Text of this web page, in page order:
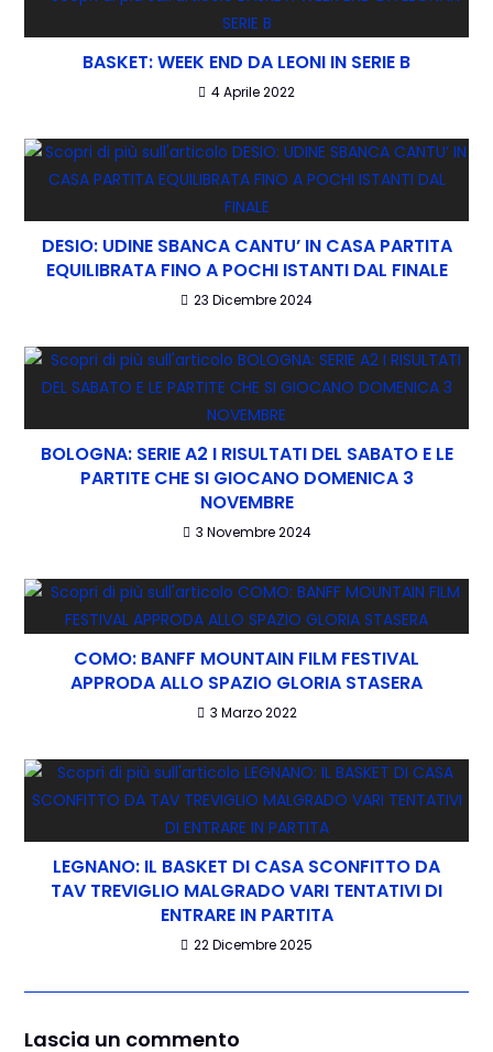
BASKET: WEEK END DA LEONI IN SERIE B
4 Aprile 2022
DESIO: UDINE SBANCA CANTU’ IN CASA PARTITA
EQUILIBRATA FINO A POCHI ISTANTI DAL FINALE
23 Dicembre 2024
BOLOGNA: SERIE A2 I RISULTATI DEL SABATO E LE
PARTITE CHE SI GIOCANO DOMENICA 3
NOVEMBRE
3 Novembre 2024
COMO: BANFF MOUNTAIN FILM FESTIVAL
APPRODA ALLO SPAZIO GLORIA STASERA
3 Marzo 2022
LEGNANO: IL BASKET DI CASA SCONFITTO DA
TAV TREVIGLIO MALGRADO VARI TENTATIVI DI
ENTRARE IN PARTITA
22 Dicembre 2025
Lascia un commento